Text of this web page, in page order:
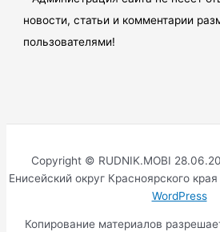
новости, статьи и комментарии
пользователями!
Copyright © RUDNIK.MOBI
Енисейский округ Красноярского
WordPress
Копирование материалов